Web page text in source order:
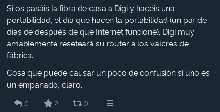
Si os pasáis la fibra de casa a Digi y hacéis una
portabilidad, el día que hacen la portabilidad (un par de
días de después de que Internet funcione), Digi muy
amablemente reseteará su router a los valores de
fábrica.
Cosa que puede causar un poco de confusión si uno es
un empanado, claro.
0
2 0